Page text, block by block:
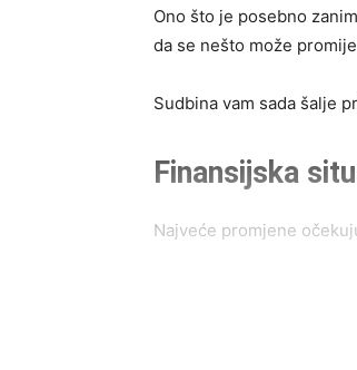
Ono što je posebno
da se nešto može
Sudbina vam sada šalje
Finansijska
Najveće promjene
Mnogi Strijelčevi će
kojih biste mogli dobiti
donijeti mnogo više